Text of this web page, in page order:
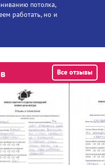
потолка,
работать, но и
Все отзывы